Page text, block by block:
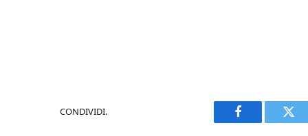
CONDIVIDI.
Facebook